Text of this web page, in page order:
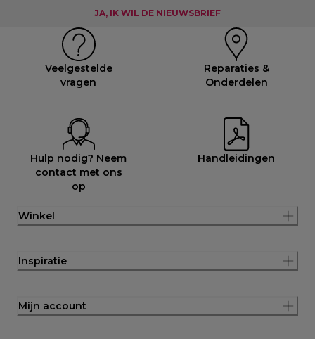
JA, IK WIL DE NIEUWSBRIEF
Veelgestelde
vragen
Reparaties &
Onderdelen
Hulp nodig? Neem
contact met ons
op
Handleidingen
Winkel
Inspiratie
Mijn account